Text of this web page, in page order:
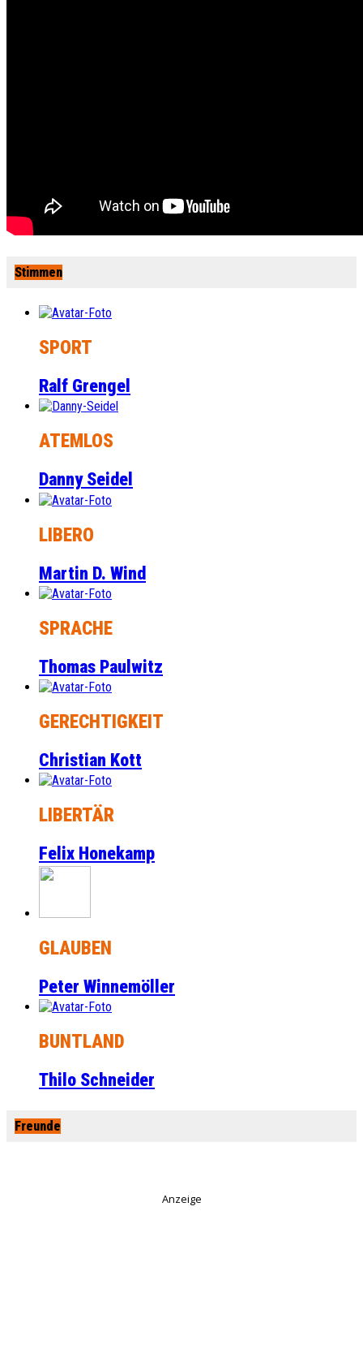
Stimmen
SPORT
Ralf Grengel
ATEMLOS
Danny Seidel
LIBERO
Martin D. Wind
SPRACHE
Thomas Paulwitz
GERECHTIGKEIT
Christian Kott
LIBERTÄR
Felix Honekamp
GLAUBEN
Peter Winnemöller
BUNTLAND
Thilo Schneider
Freunde
Anzeige